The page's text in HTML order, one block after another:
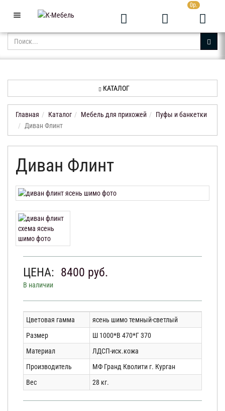
0р.
Звоните с 9:00 до 23:00 +7 (343) 361-05-24
КАТАЛОГ
АКЦИИ
НОВИНКИ
ОТЗЫВЫ
КАБИНЕТ
КАТАЛОГ
Главная Каталог Мебель для прихожей
Пуфы и банкетки
Диван Флинт
Диван Флинт
ЦЕНА: 8400 руб.
В наличии
Цветовая гамма
ясень шимо темный-светлый
Размер
Ш 1000*В 470*Г 370
Материал
ЛДСП-иск.кожа
Производитель
МФ Гранд Кволити г. Курган
Вес
28 кг.